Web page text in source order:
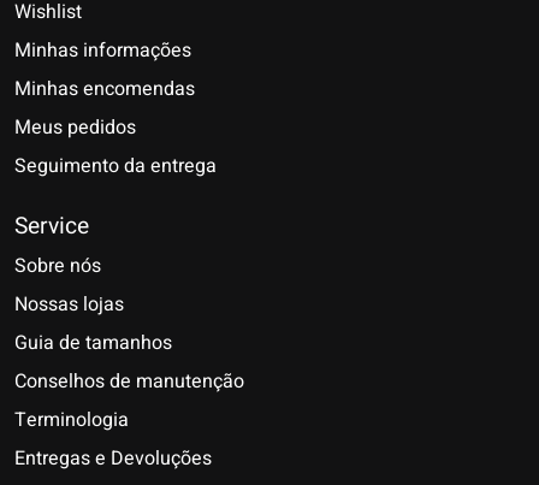
Wishlist
Minhas informações
Minhas encomendas
Meus pedidos
Seguimento da entrega
Service
Sobre nós
Nossas lojas
Guia de tamanhos
Conselhos de manutenção
Terminologia
Entregas e Devoluções